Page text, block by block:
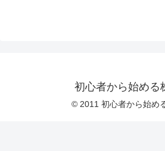
初心者から始める
© 2011 初心者から始め